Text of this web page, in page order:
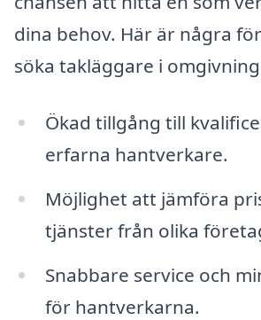
dina behov. Här är några
söka takläggare i
Ökad tillgång till
erfarna hantverkare.
Möjlighet att jämföra
tjänster från olika
Snabbare service och
för hantverkarna.